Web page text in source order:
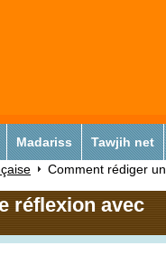
Madariss Tawjih net
Comment rédiger un
réflexion avec